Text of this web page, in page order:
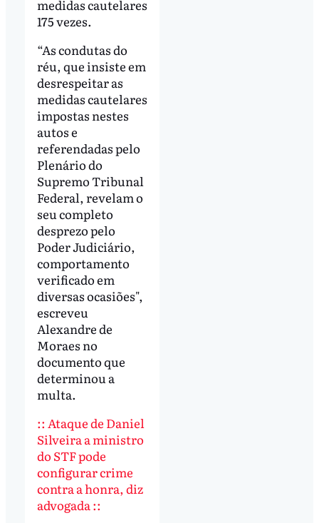
medidas cautelares
175 vezes.
“As condutas do
réu, que insiste em
desrespeitar as
medidas cautelares
impostas nestes
autos e
referendadas pelo
Plenário do
Supremo Tribunal
Federal, revelam o
seu completo
desprezo pelo
Poder Judiciário,
comportamento
verificado em
diversas ocasiões",
escreveu
Alexandre de
Moraes no
documento que
determinou a
multa.
:: Ataque de Daniel
Silveira a ministro
do STF pode
configurar crime
contra a honra, diz
advogada ::